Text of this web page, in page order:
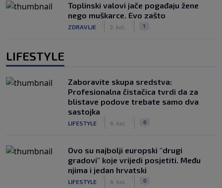
Toplinski valovi jače pogađaju žene
nego muškarce. Evo zašto
ZDRAVLJE 3. kol. 1
LIFESTYLE
Zaboravite skupa sredstva:
Profesionalna čistačica tvrdi da za
blistave podove trebate samo dva
sastojka
LIFESTYLE 6. kol. 0
Ovo su najbolji europski "drugi
gradovi" koje vrijedi posjetiti. Među
njima i jedan hrvatski
LIFESTYLE 6. kol. 0